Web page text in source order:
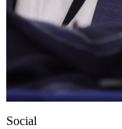
Social